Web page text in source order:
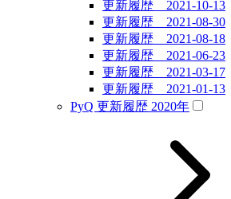
更新履歴 2021-10-13
更新履歴 2021-08-30
更新履歴 2021-08-18
更新履歴 2021-06-23
更新履歴 2021-03-17
更新履歴 2021-01-13
PyQ 更新履歴 2020年